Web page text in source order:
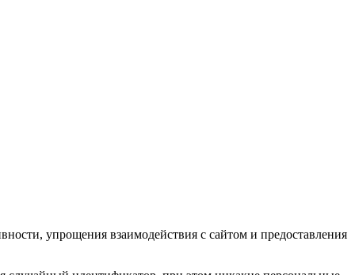
упрощения взаимодействия с сайтом и предоставления